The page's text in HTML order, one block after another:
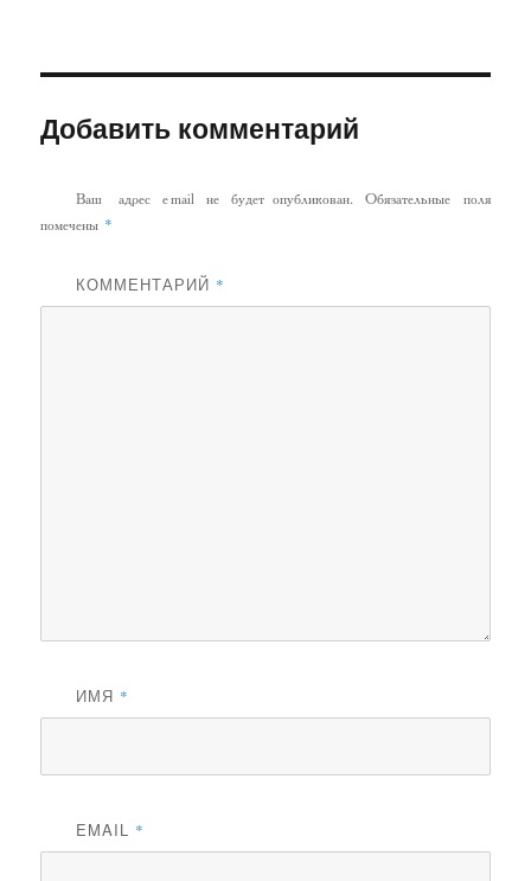
Добавить комментарий
Ваш адрес email не будет опубликован.
Обязательные поля
помечены *
КОММЕНТАРИЙ *
ИМЯ *
EMAIL *